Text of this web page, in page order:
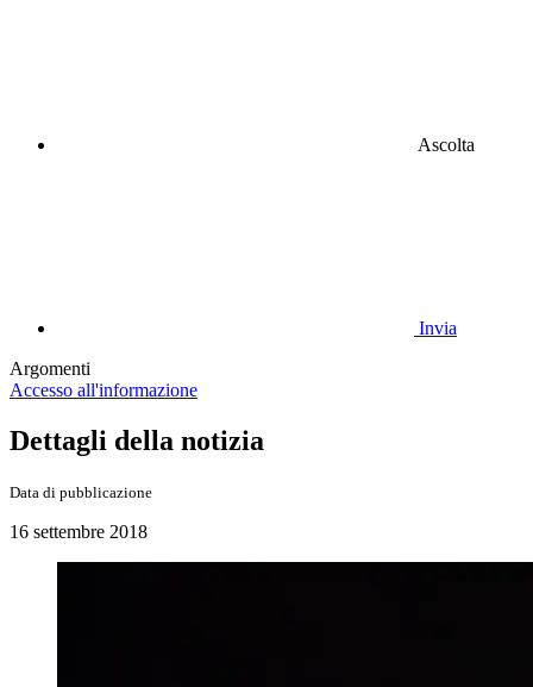
Ascolta
Invia
Argomenti
Accesso all'informazione
Dettagli della notizia
Data di pubblicazione
16 settembre 2018